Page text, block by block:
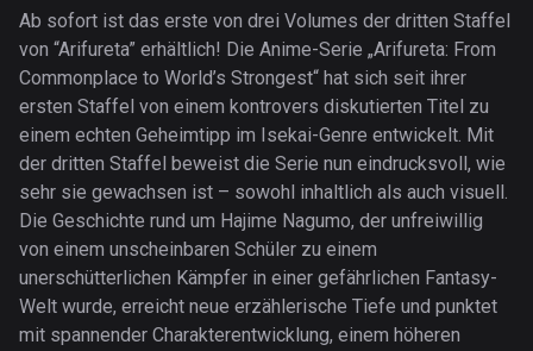
TOXIC SHOP
Ab sofort ist das erste von drei Volumes der dritten Staffel
von “Arifureta” erhältlich! Die Anime-Serie „Arifureta: From
Commonplace to World’s Strongest“ hat sich seit ihrer
ersten Staffel von einem kontrovers diskutierten Titel zu
einem echten Geheimtipp im Isekai-Genre entwickelt. Mit
der dritten Staffel beweist die Serie nun eindrucksvoll, wie
sehr sie gewachsen ist – sowohl inhaltlich als auch visuell.
Die Geschichte rund um Hajime Nagumo, der unfreiwillig
von einem unscheinbaren Schüler zu einem
unerschütterlichen Kämpfer in einer gefährlichen Fantasy-
Welt wurde, erreicht neue erzählerische Tiefe und punktet
mit spannender Charakterentwicklung, einem höheren